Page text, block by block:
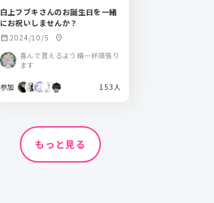
白上フブキさんのお誕生日を一緒
にお祝いしませんか？
calendar_month 2024/10/5 location_on
喜んで貰えるよう精一杯頑張り
ます
参加 153人
もっと見る